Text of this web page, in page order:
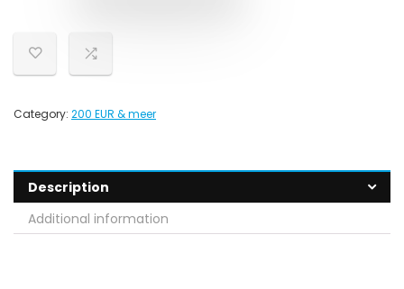
Category: 200 EUR & meer
Description
Additional information